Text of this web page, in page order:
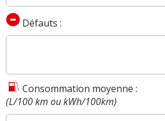
Défauts :
Consommation moyenne :
(L/100 km ou kWh/100km)